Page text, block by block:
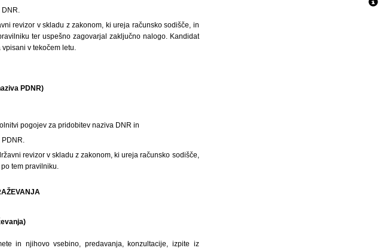
DNR.
revizor v skladu z zakonom, ki ureja računsko sodišče, in
ter uspešno zagovarjal zaključno nalogo. Kandidat
v tekočem letu.
PDNR)
pogojev za pridobitev naziva DNR in
PDNR.
revizor v skladu z zakonom, ki ureja računsko sodišče,
tem pravilniku.
in njihovo vsebino, predavanja, konzultacije, izpite iz